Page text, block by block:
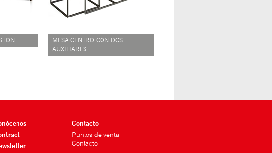
MESA CENTRO CON DOS
AUXILIARES
Contacto
Puntos de venta
Contacto